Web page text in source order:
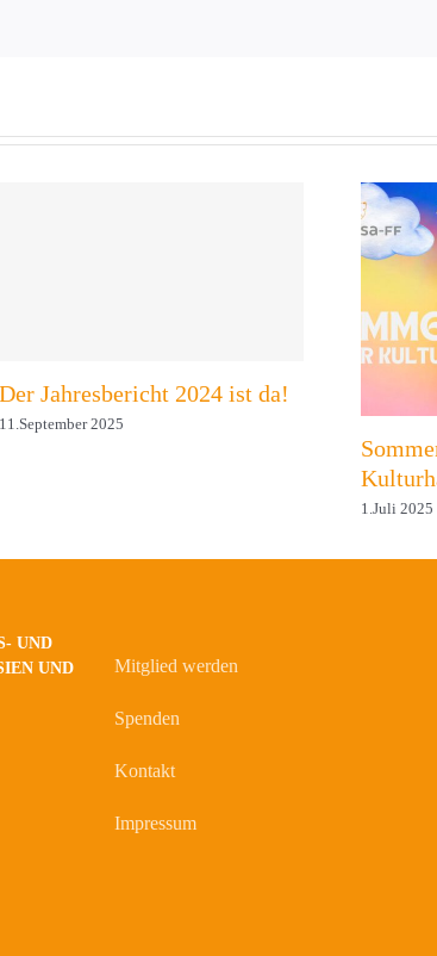
Der Jahresbericht 2024 ist da!
11.September 2025
1.Juli 2025
UND
UND
Mitglied werden
Spenden
Kontakt
Impressum